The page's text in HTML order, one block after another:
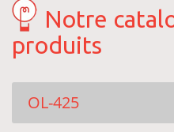
Notre
produits
OL-425